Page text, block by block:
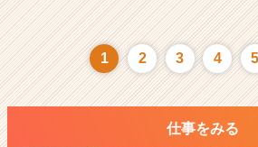
1 2 3 4 5
仕事をみる